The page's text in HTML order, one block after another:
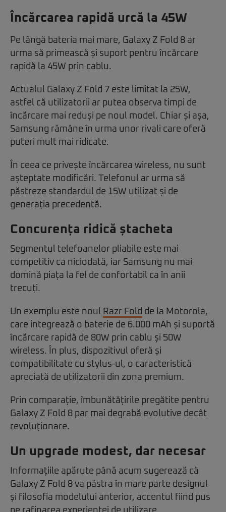
Încărcarea rapidă urcă la 45W
Pe lângă bateria mai mare, Galaxy Z Fold 8 ar
urma să primească și suport pentru încărcare
rapidă la 45W prin cablu.
Actualul Galaxy Z Fold 7 este limitat la 25W,
astfel că utilizatorii ar putea observa timpi de
încărcare mai reduși pe noul model. Chiar și așa,
Samsung rămâne în urma unor rivali care oferă
puteri mult mai ridicate.
În ceea ce privește încărcarea wireless, nu sunt
așteptate modificări. Telefonul ar urma să
păstreze standardul de 15W utilizat și de
generația precedentă.
Concurența ridică ștacheta
Segmentul telefoanelor pliabile este mai
competitiv ca niciodată, iar Samsung nu mai
domină piața la fel de confortabil ca în anii
trecuți.
Un exemplu este noul Razr Fold de la Motorola,
care integrează o baterie de 6.000 mAh și suportă
încărcare rapidă de 80W prin cablu și 50W
wireless. În plus, dispozitivul oferă și
compatibilitate cu stylus-ul, o caracteristică
apreciată de utilizatorii din zona premium.
Prin comparație, îmbunătățirile pregătite pentru
Galaxy Z Fold 8 par mai degrabă evolutive decât
revoluționare.
Un upgrade modest, dar necesar
Informațiile apărute până acum sugerează că
Galaxy Z Fold 8 va păstra în mare parte designul
și filosofia modelului anterior, accentul fiind pus